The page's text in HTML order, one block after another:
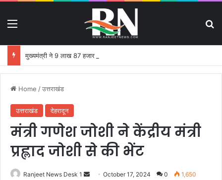
Home /उत्तराखंड
उत्तराखंड देहरादून
मंत्री गणेश जोशी ने केंद्रीय मंत्री
प्रह्लाद जोशी से की भेंट
Ranjeet News Desk 1 October 17, 2024 0 1,650